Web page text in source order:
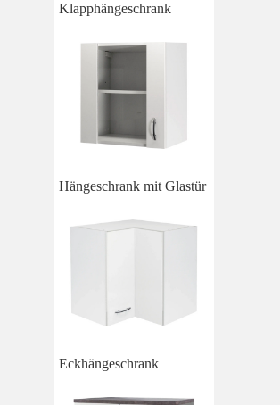
Klapphängeschrank
Hängeschrank mit Glastür
Eckhängeschrank